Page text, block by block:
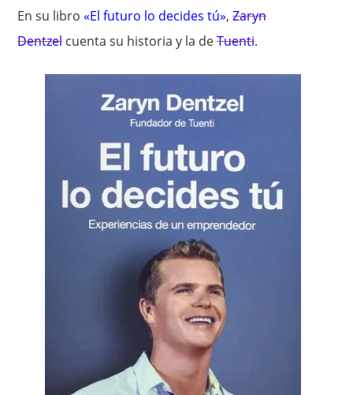
En su libro«El futuro lo decides tú»,Zaryn
Dentzel cuenta su historia y la deTuenti.